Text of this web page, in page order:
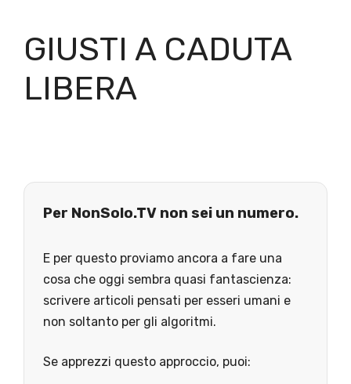
GIUSTI A CADUTA
LIBERA
Per NonSolo.TV non sei un numero.
E per questo proviamo ancora a fare una
cosa che oggi sembra quasi fantascienza:
scrivere articoli pensati per esseri umani e
non soltanto per gli algoritmi.
Se apprezzi questo approccio, puoi: